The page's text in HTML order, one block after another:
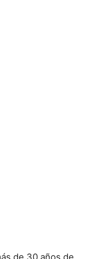
de 30 años de